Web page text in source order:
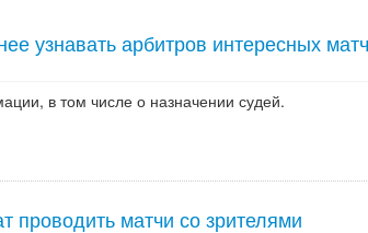
узнавать арбитров интересных
в том числе о назначении судей.
проводить матчи со зрителями